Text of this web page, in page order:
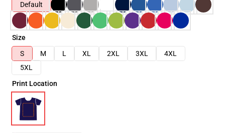
Default
Size
S
M L XL 2XL 3XL
4XL
5XL
Print Location